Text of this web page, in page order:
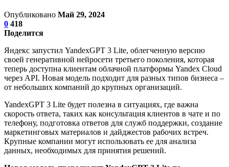
Опубликовано Май 29, 2024
0 418
Поделится
Яндекс запустил YandexGPT 3 Lite, облегченную версию
своей генеративной нейросети третьего поколения, которая
теперь доступна клиентам облачной платформы Yandex Cloud
через API. Новая модель подходит для разных типов бизнеса –
от небольших компаний до крупных организаций.
YandexGPT 3 Lite будет полезна в ситуациях, где важна
скорость ответа, таких как консультация клиентов в чате и по
телефону, подготовка ответов для служб поддержки, создание
маркетинговых материалов и дайджестов рабочих встреч.
Крупные компании могут использовать ее для анализа
данных, необходимых для принятия решений.